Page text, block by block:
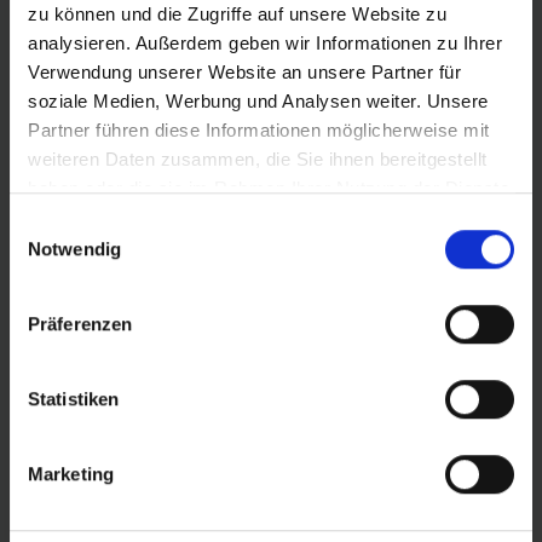
zu können und die Zugriffe auf unsere Website zu
analysieren. Außerdem geben wir Informationen zu Ihrer
Verwendung unserer Website an unsere Partner für
soziale Medien, Werbung und Analysen weiter. Unsere
Partner führen diese Informationen möglicherweise mit
weiteren Daten zusammen, die Sie ihnen bereitgestellt
haben oder die sie im Rahmen Ihrer Nutzung der Dienste
Notwendig
Präferenzen
Statistiken
Marketing
ZUR HÄNDLERSUCHE
KONFIGURATION SPEICHERN
Produktvergleich
FEATURES